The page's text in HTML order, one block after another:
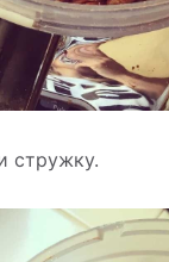
стружку.